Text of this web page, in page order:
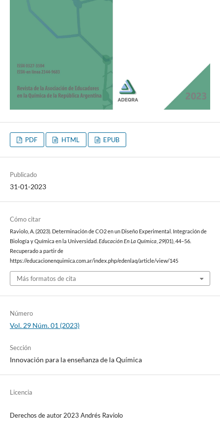
PDF HTML EPUB
Publicado
31-01-2023
Cómo citar
Raviolo, A. (2023). Determinación de CO2 en un Diseño Experimental. Integración de
Biología y Química en la Universidad. Educación En La Química 29(01), 44–56.
Recuperado a partir de
https://educacionenquimica.com.ar/index.php/edenlaq/article/view/145
Más formatos de cita
Número
Vol. 29 Núm. 01 (2023)
Sección
Innovación para la enseñanza de la Química
Licencia
Derechos de autor 2023 Andrés Raviolo